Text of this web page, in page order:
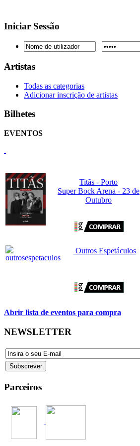
Iniciar Sessão
Artistas
Todas as categorias
Adicionar inscrição de artistas
Bilhetes
EVENTOS
Titãs - Porto
Super Bock Arena - 23 de
Outubro
Outros Espetáculos
Abrir lista de eventos para compra
NEWSLETTER
Parceiros